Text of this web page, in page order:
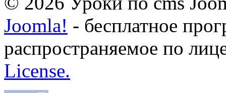
Joomla! - бесплатное
распространяемое по
License.